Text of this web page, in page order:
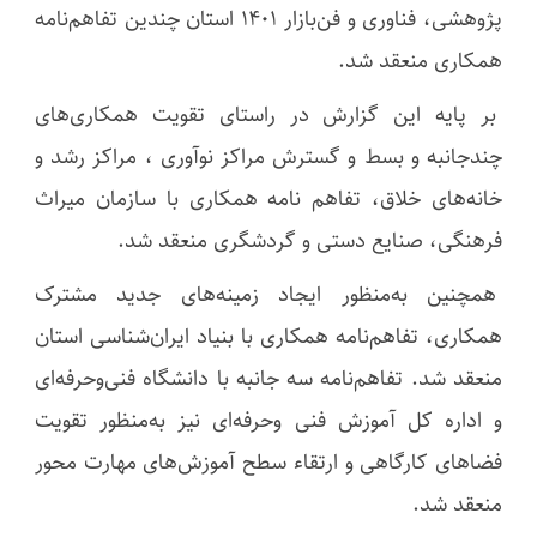
پژوهشی، فناوری و فن‌بازار 1401 استان چندین تفاهم‌نامه
همکاری منعقد شد.
بر پایه این گزارش در راستای تقویت همکاری‌های
چندجانبه و بسط و گسترش مراکز نوآوری ، مراکز رشد و
خانه‌های خلاق، تفاهم نامه همکاری با سازمان میراث
فرهنگی، صنایع دستی و گردشگری منعقد شد.
همچنین به‌منظور ایجاد زمینه‌های جدید مشترک
همکاری، تفاهم‌نامه همکاری با بنیاد ایران‌شناسی استان
منعقد شد. تفاهم‌نامه سه جانبه با دانشگاه فنی‌وحرفه‌ای
و اداره کل آموزش فنی وحرفه‌ای نیز به‌منظور تقویت
فضاهای کارگاهی و ارتقاء سطح آموزش‌های مهارت محور
منعقد شد.